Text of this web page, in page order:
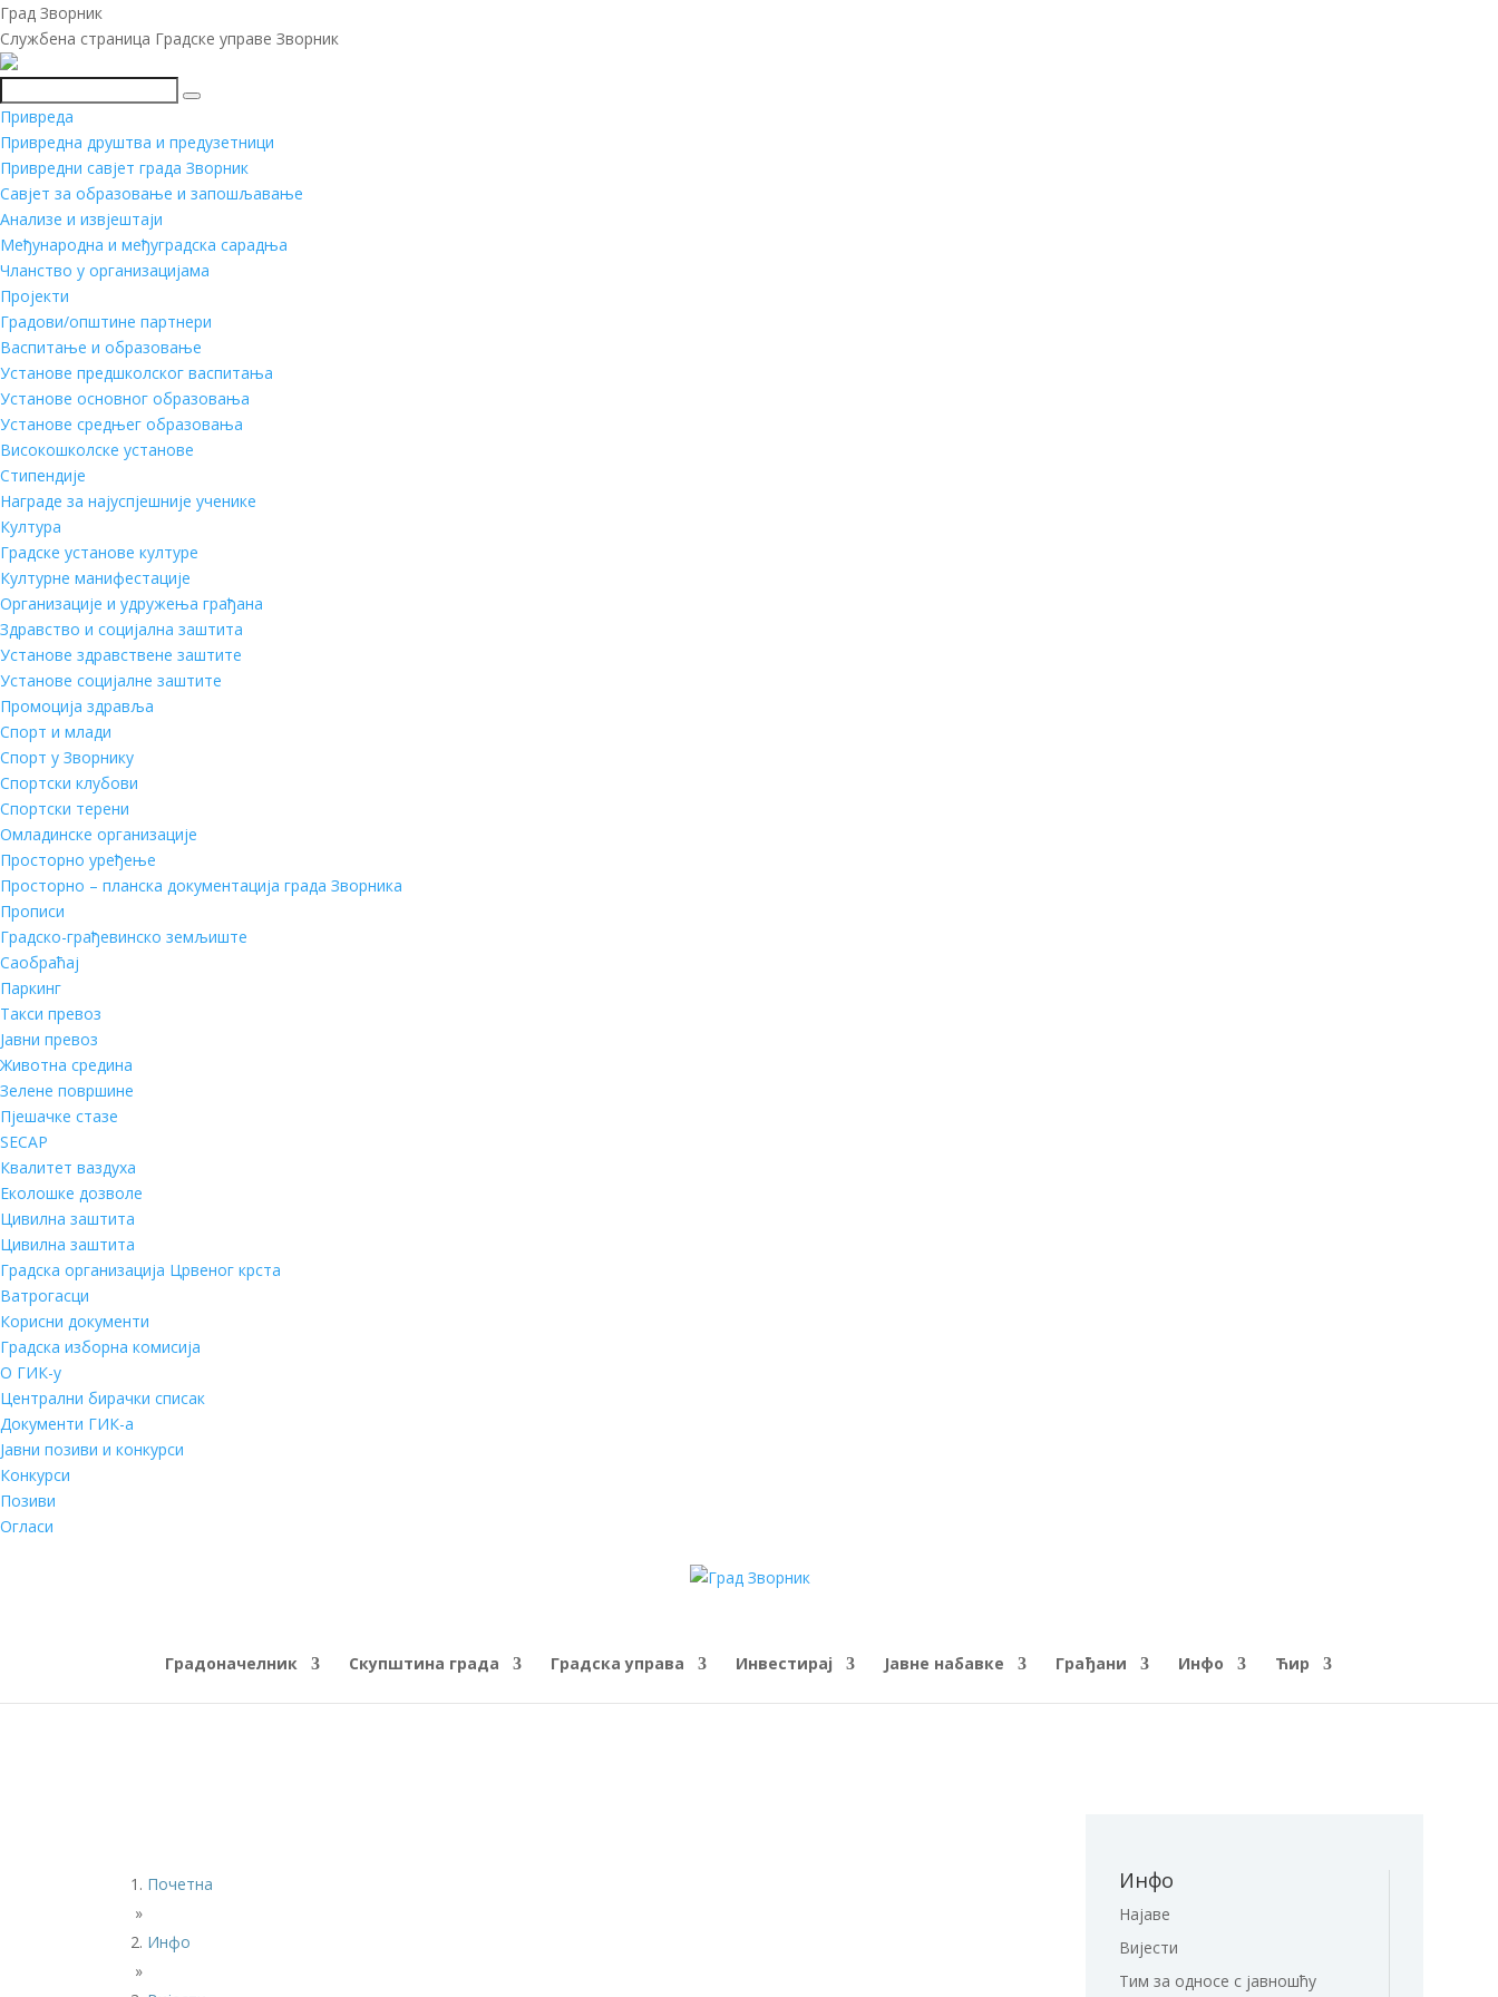
Град Зворник
Службена страница Градске управе Зворник
Претражи
Привреда
Привредна друштва и предузетници
Привредни савјет града Зворник
Савјет за образовање и запошљавање
Анализе и извјештаји
Међународна и међуградска сарадња
Чланство у организацијама
Пројекти
Градови/општине партнери
Васпитање и образовање
Установе предшколског васпитања
Установе основног образовања
Установе средњег образовања
Високошколске установе
Стипендије
Награде за најуспјешније ученике
Култура
Градске установе културе
Културне манифестације
Организације и удружења грађана
Здравство и социјална заштита
Установе здравствене заштите
Установе социјалне заштите
Промоција здравља
Спорт и млади
Спорт у Зворнику
Спортски клубови
Спортски терени
Омладинске организације
Просторно уређење
Просторно – планска документација града Зворника
Прописи
Градско-грађевинско земљиште
Саобраћај
Паркинг
Такси превоз
Јавни превоз
Животна средина
Зелене површине
Пјешачке стазе
SECAP
Квалитет ваздуха
Еколошке дозволе
Цивилна заштита
Цивилна заштита
Градска организација Црвеног крста
Ватрогасци
Корисни документи
Градска изборна комисија
О ГИК-у
Централни бирачки списак
Документи ГИК-а
Јавни позиви и конкурси
Конкурси
Позиви
Огласи
Градоначелник Скупштина града Градска управа Инвестирај Јавне набавке Грађани Инфо Ћир
Почетна
»
Инфо
»
Инфо
Најаве
Вијести
Тим за односе с јавношћу